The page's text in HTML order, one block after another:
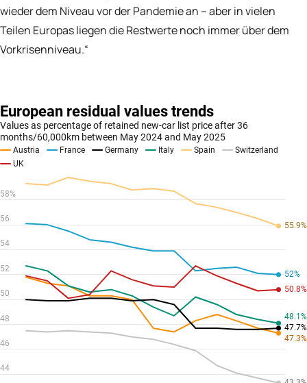
wieder dem Niveau vor der Pandemie an – aber in vielen
Teilen Europas liegen die Restwerte noch immer über dem
Vorkrisenniveau.“